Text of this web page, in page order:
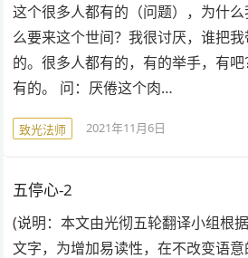
这个很多人都有的（问题），为什
么要来这个世间？我很讨厌，谁把
的。很多人都有的，有的举手，有
有的。 问：厌倦这个肉…
致光法师 2021年11月6日
五停心-2
(说明：本文由光彻五轮翻译小组根
文字，为增加易读性，在不改变语